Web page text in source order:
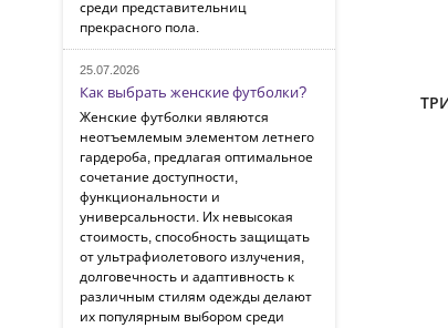
среди представительниц
прекрасного пола.
25.07.2026
Как выбрать женские футболки?
Женские футболки являются
неотъемлемым элементом летнего
гардероба, предлагая оптимальное
сочетание доступности,
функциональности и
универсальности. Их невысокая
стоимость, способность защищать
от ультрафиолетового излучения,
долговечность и адаптивность к
различным стилям одежды делают
их популярным выбором среди